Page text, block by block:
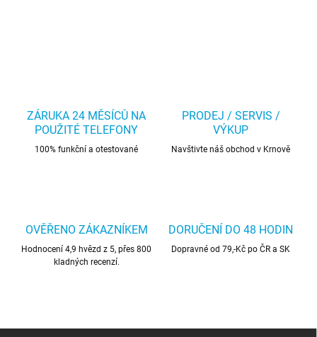
ZÁRUKA 24 MĚSÍCŮ NA
POUŽITÉ TELEFONY
100% funkční a otestované
PRODEJ / SERVIS /
VÝKUP
Navštivte náš obchod v Krnově
OVĚŘENO ZÁKAZNÍKEM
Hodnocení 4,9 hvězd z 5, přes 800
kladných recenzí.
DORUČENÍ DO 48 HODIN
Dopravné od 79,-Kč po ČR a SK